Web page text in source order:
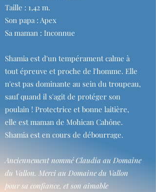
Taille : 1,42 m.
Son papa : Apex
Sa maman : Inconnue
Shamia est d'un tempérament calme à
tout épreuve et proche de l'homme. Elle
n'est pas dominante au sein du troupeau,
sauf quand il s'agit de protéger son
poulain ! Protectrice et bonne laitière,
elle est maman de Mohican Cahône.
Shamia est en cours de débourrage.
Anciennement nommé Claudia au Domaine
du Vallon. Merci au Domaine du Vallon
pour sa confiance, et son aimable